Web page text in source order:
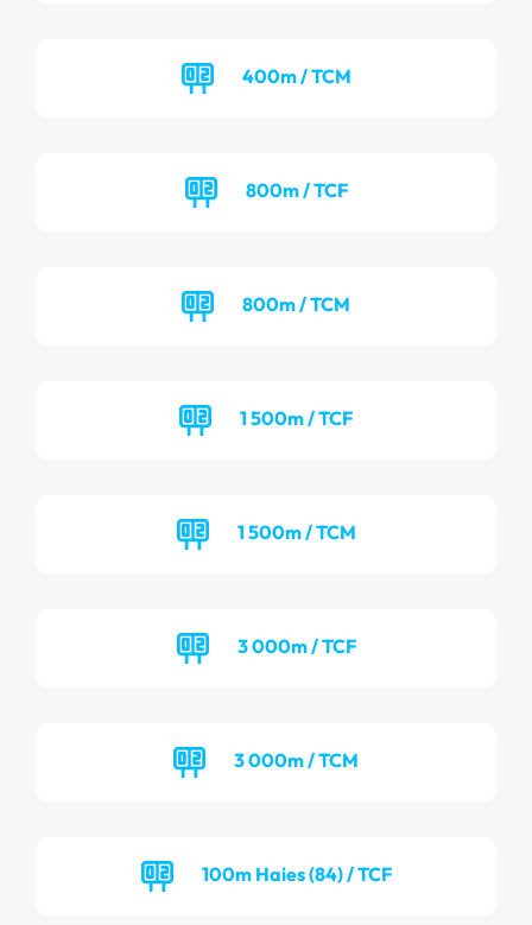
400m / TCM
800m / TCF
800m / TCM
1 500m / TCF
1 500m / TCM
3 000m / TCF
3 000m / TCM
100m Haies (84) / TCF